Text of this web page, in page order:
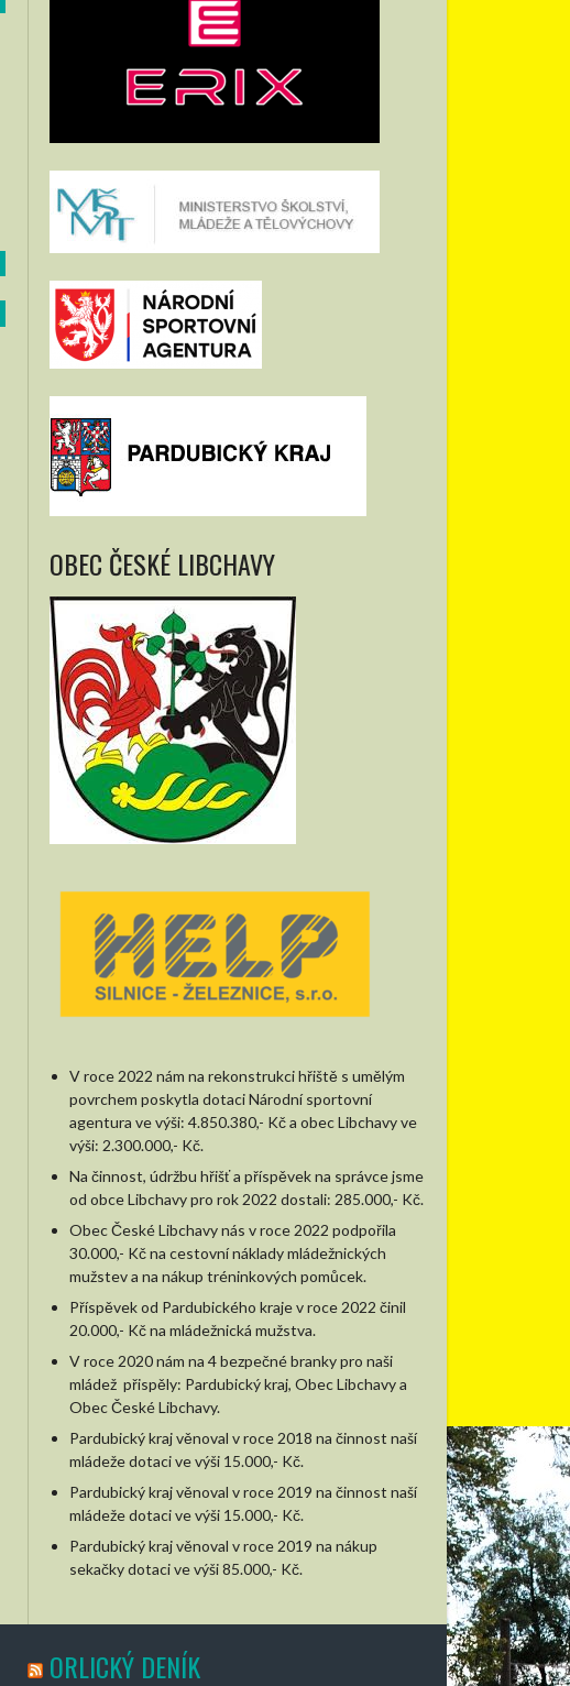
OBEC ČESKÉ LIBCHAVY
V roce 2022 nám na rekonstrukci hřiště s umělým
povrchem poskytla dotaci Národní sportovní
agentura ve výši: 4.850.380,- Kč a obec Libchavy ve
výši: 2.300.000,- Kč.
Na činnost, údržbu hřišť a příspěvek na správce jsme
od obce Libchavy pro rok 2022 dostali: 285.000,- Kč.
Obec České Libchavy nás v roce 2022 podpořila
30.000,- Kč na cestovní náklady mládežnických
mužstev a na nákup tréninkových pomůcek.
Příspěvek od Pardubického kraje v roce 2022 činil
20.000,- Kč na mládežnická mužstva.
V roce 2020 nám na 4 bezpečné branky pro naši
mládež přispěly: Pardubický kraj, Obec Libchavy a
Obec České Libchavy.
Pardubický kraj věnoval v roce 2018 na činnost naší
mládeže dotaci ve výši 15.000,- Kč.
Pardubický kraj věnoval v roce 2019 na činnost naší
mládeže dotaci ve výši 15.000,- Kč.
Pardubický kraj věnoval v roce 2019 na nákup
sekačky dotaci ve výši 85.000,- Kč.
ORLICKÝ DENÍK